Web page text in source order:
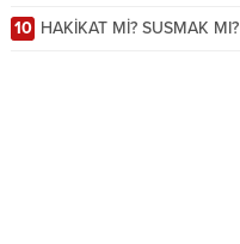
10 HAKİKAT Mİ? SUSMAK MI?